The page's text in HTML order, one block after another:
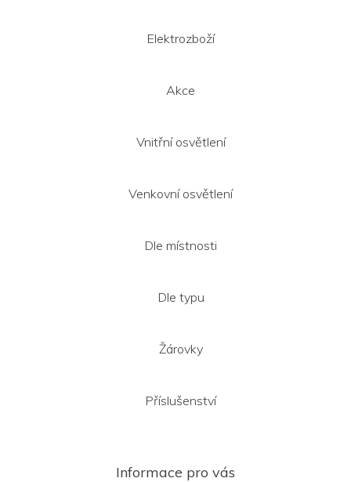
Elektrozboží
Akce
Vnitřní osvětlení
Venkovní osvětlení
Dle místnosti
Dle typu
Žárovky
Příslušenství
Informace pro vás